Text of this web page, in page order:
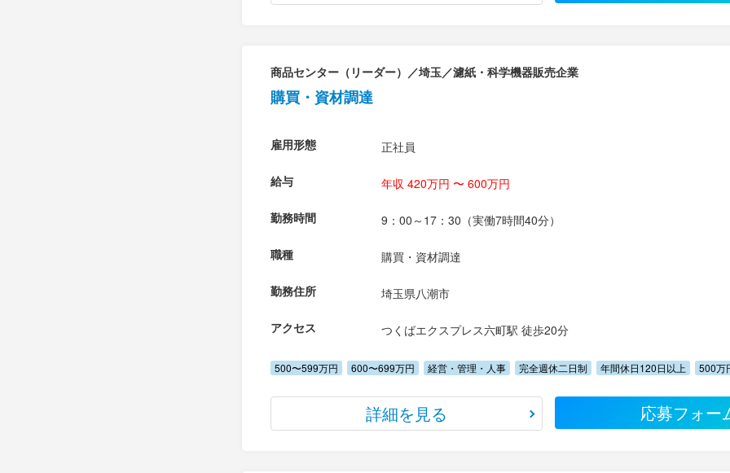
商品センター（リーダー）／埼玉／濾紙・科学機器販売企業
購買・資材調達
雇用形態 正社員
給与 年収 420万円 〜 600万円
勤務時間 9：00～17：30（実働7時間40分）
職種 購買・資材調達
勤務住所 埼玉県八潮市
アクセス つくばエクスプレス六町駅 徒歩20分
500〜599万円 600〜699万円 経営・管理・人事 完全週休二日制 年間休日120日以上 500万
詳細を見る 応募フォー